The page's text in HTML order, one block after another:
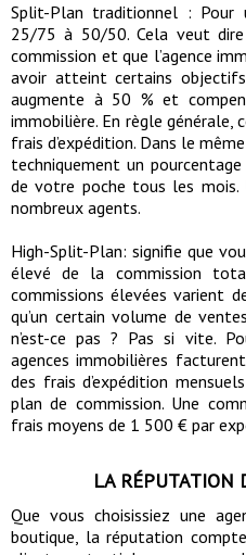
Split-Plan traditionnel :
25/75 à 50/50. Cela veut
commission et que l’agence
avoir atteint certains
augmente à 50 % et
immobilière. En règle générale,
frais d’expédition. Dans le
techniquement un
de votre poche tous les mois.
nombreux agents.
High-Split-Plan: signifie que
élevé de la commission
commissions élevées varient
qu’un certain volume de
n’est-ce pas ? Pas si vite.
agences immobilières
des frais d’expédition
plan de commission. Une
frais moyens de 1 500 € par
LA RÉPUTATION
Que vous choisissiez une
boutique, la réputation